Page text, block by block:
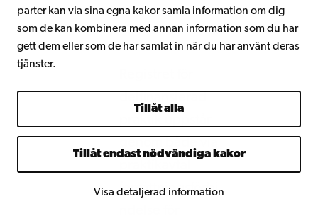
parter kan via sina egna kakor samla information om dig
som de kan kombinera med annan information som du har
gett dem eller som de har samlat in när du har använt deras
tjänster.
Tillåt alla
Tillåt endast nödvändiga kakor
Visa detaljerad information
(ersättningsförbi